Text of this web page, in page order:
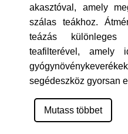
akasztóval, amely
szálas teákhoz.
teázás
teafilterével, amely
segédeszköz gyorsan
Mutass többet